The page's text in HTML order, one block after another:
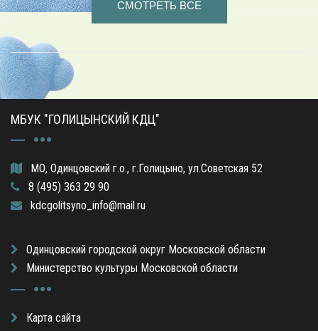
СМОТРЕТЬ ВСЕ
МБУК "ГОЛИЦЫНСКИЙ КДЦ"
МО, Одинцовский г.о., г.Голицыно, ул.Советская 52
8 (495) 363 29 90
kdcgolitsyno_info@mail.ru
Одинцовский городской округ Московской области
Министерство культуры Московской области
Карта сайта